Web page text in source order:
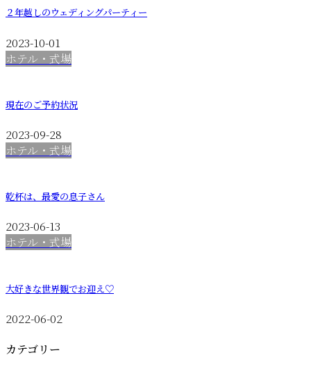
２年越しのウェディングパーティー
2023-10-01
ホテル・式場
現在のご予約状況
2023-09-28
ホテル・式場
乾杯は、最愛の息子さん
2023-06-13
ホテル・式場
大好きな世界観でお迎え♡
2022-06-02
カテゴリー